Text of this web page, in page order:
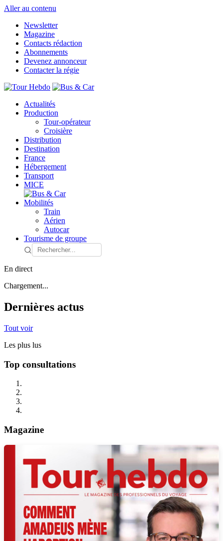
Aller au contenu
Newsletter
Magazine
Contacts rédaction
Abonnements
Devenez annonceur
Contacter la régie
Actualités
Production
Tour-opérateur
Croisière
Distribution
Destination
France
Hébergement
Transport
MICE
Mobilités
Train
Aérien
Autocar
Tourisme de groupe
En direct
Chargement...
Dernières actus
Tout voir
Les plus lus
Top consultations
Magazine